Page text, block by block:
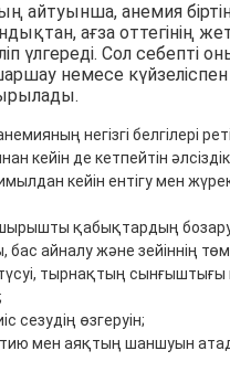
айтуынша, анемия
ағза оттегінің
үлгереді. Сол себепті
немесе күйзеліспен
негізгі белгілері
кейін де кетпейтін
кейін ентігу мен
шырышты қабықтардың
бас айналу және зейіннің
тырнақтың сынғыштығы
сезудің өзгеруін;
мен аяқтың шаншуын